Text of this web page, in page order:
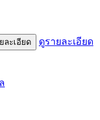
ละเอียด ดูรายละเอียด